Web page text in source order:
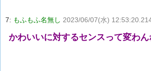
7: もふもふ名無し 2023/06/07(水)
かわいいに対するセンスって変わ